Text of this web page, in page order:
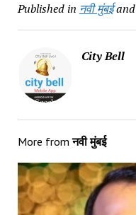
Published in नवी मुंबईand
City Bell
More fromनवी मुंबई